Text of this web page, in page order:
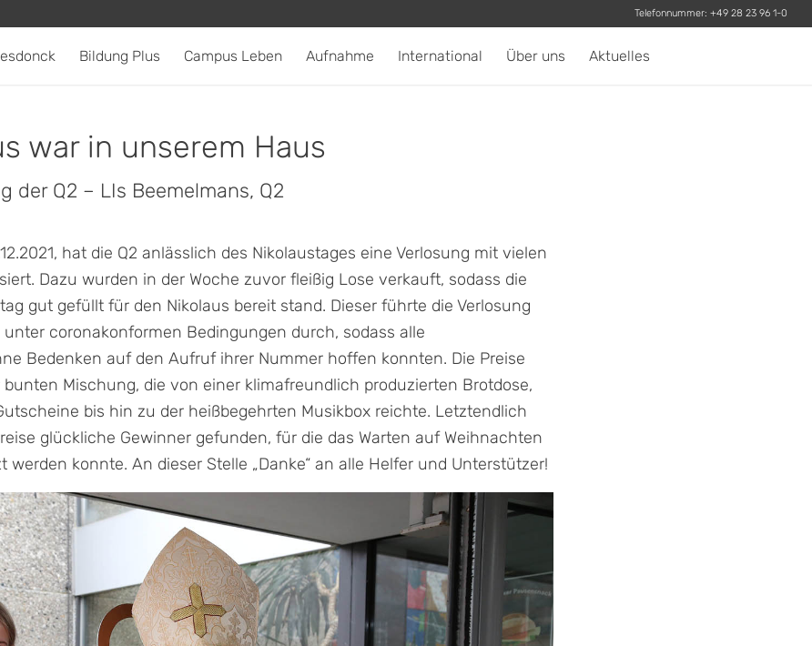
Telefonnummer:+49 28 23 96 1-0
Bildung Plus Campus Leben Aufnahme International Über uns Aktuelles
war in unserem Haus
der Q2 – LIs Beemelmans, Q2
hat die Q2 anlässlich des Nikolaustages eine Verlosung mit vielen
Dazu wurden in der Woche zuvor fleißig Lose verkauft, sodass die
gut gefüllt für den Nikolaus bereit stand. Dieser führte die Verlosung
coronakonformen Bedingungen durch, sodass alle
Bedenken auf den Aufruf ihrer Nummer hoffen konnten. Die Preise
Mischung, die von einer klimafreundlich produzierten Brotdose,
bis hin zu der heißbegehrten Musikbox reichte. Letztendlich
glückliche Gewinner gefunden, für die das Warten auf Weihnachten
werden konnte. An dieser Stelle „Danke“ an alle Helfer und Unterstützer!